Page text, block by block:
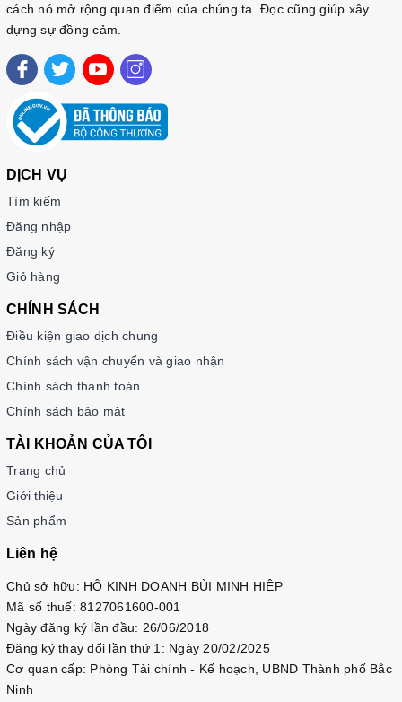
cách nó mở rộng quan điểm của chúng ta. Đọc cũng giúp xây
dựng sự đồng cảm.
DỊCH VỤ
Tìm kiếm
Đăng nhập
Đăng ký
Giỏ hàng
CHÍNH SÁCH
Điều kiện giao dịch chung
Chính sách vận chuyển và giao nhận
Chính sách thanh toán
Chính sách bảo mật
TÀI KHOẢN CỦA TÔI
Trang chủ
Giới thiệu
Sản phẩm
Liên hệ
Chủ sở hữu: HỘ KINH DOANH BÙI MINH HIỆP
Mã số thuế: 8127061600-001
Ngày đăng ký lần đầu: 26/06/2018
Đăng ký thay đổi lần thứ 1: Ngày 20/02/2025
Cơ quan cấp: Phòng Tài chính - Kế hoạch, UBND Thành phố Bắc
Ninh